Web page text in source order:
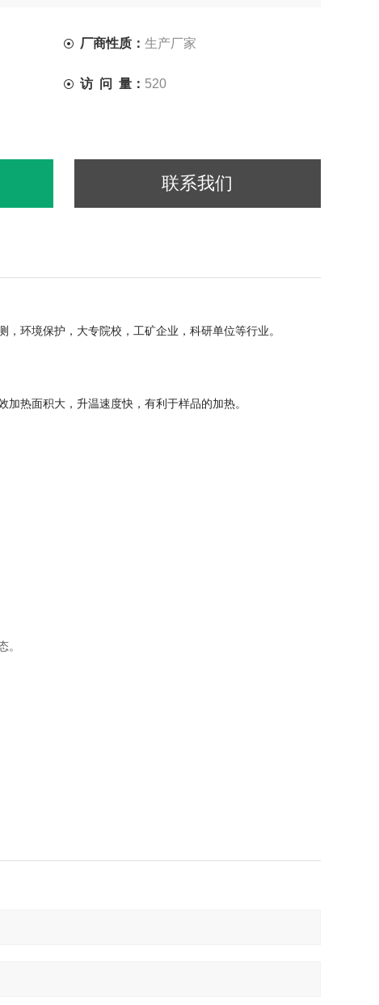
厂商性质： 生产厂家
访 问 量： 520
联系我们
环境保护，大专院校，工矿企业，科研单位等行业。
热面积大，升温速度快，有利于样品的加热。
。